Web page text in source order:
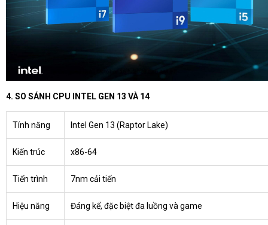
4. SO SÁNH CPU INTEL GEN 13 VÀ 14
Tính năng Intel Gen 13 (Raptor Lake)
Kiến trúc x86-64
Tiến trình 7nm cải tiến
Hiệu năng Đáng kể, đặc biệt đa luồng và game